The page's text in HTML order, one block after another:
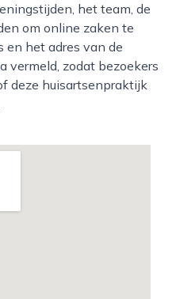
het team, de
om online zaken te
en het adres van de
vermeld, zodat bezoekers
deze huisartsenpraktijk